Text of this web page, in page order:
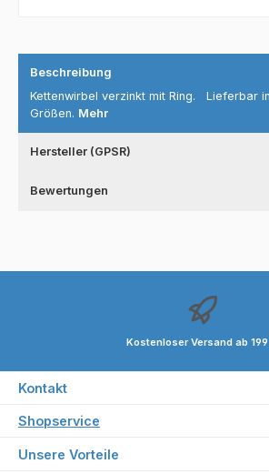
Beschreibung
Kettenwirbel verzinkt mit Ring. Lieferbar
Größen. Mehr
Hersteller (GPSR)
Bewertungen
Kostenloser Versand ab 199
Kontakt
Shopservice
Unsere Vorteile